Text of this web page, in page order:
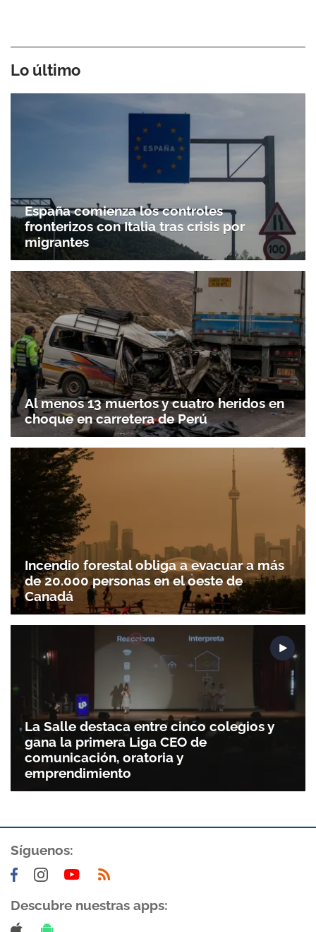
Lo último
España comienza los controles
fronterizos con Italia tras crisis por
migrantes
Al menos 13 muertos y cuatro heridos en
choque en carretera de Perú
Incendio forestal obliga a evacuar a más
de 20.000 personas en el oeste de
Canadá
La Salle destaca entre cinco colegios y
gana la primera Liga CEO de
comunicación, oratoria y
emprendimiento
Síguenos:
Descubre nuestras apps: